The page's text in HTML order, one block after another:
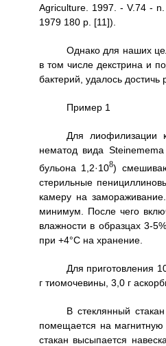
Agriculture. 1997. - V.74 -
1979 180 p. [11]).
Однако для наших
в том числе декстрина и
бактерий, удалось
Пример 1
Для лиофилизации
нематод вида
бульона 1,2·108)
стерильные
камеру на
минимум. После чего
влажности в образцах 3-
при +4°С на хранение.
Для приготовления
г тиомочевины, 3,0 г
В стеклянный
помещается на
стакан высыпается